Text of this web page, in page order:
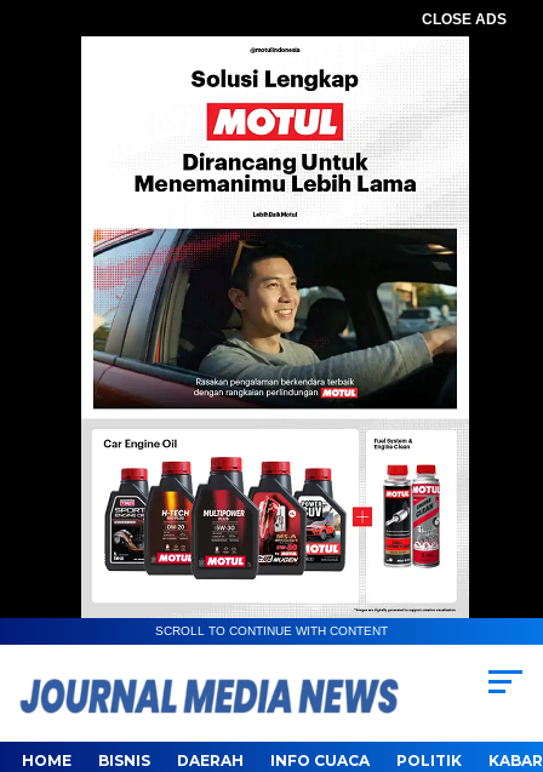
CLOSE ADS
SCROLL TO CONTINUE WITH CONTENT
HOME BISNIS DAERAH INFO CUACA POLITIK